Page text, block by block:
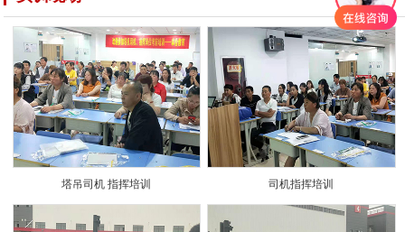
塔吊司机 指挥培训 司机指挥培训